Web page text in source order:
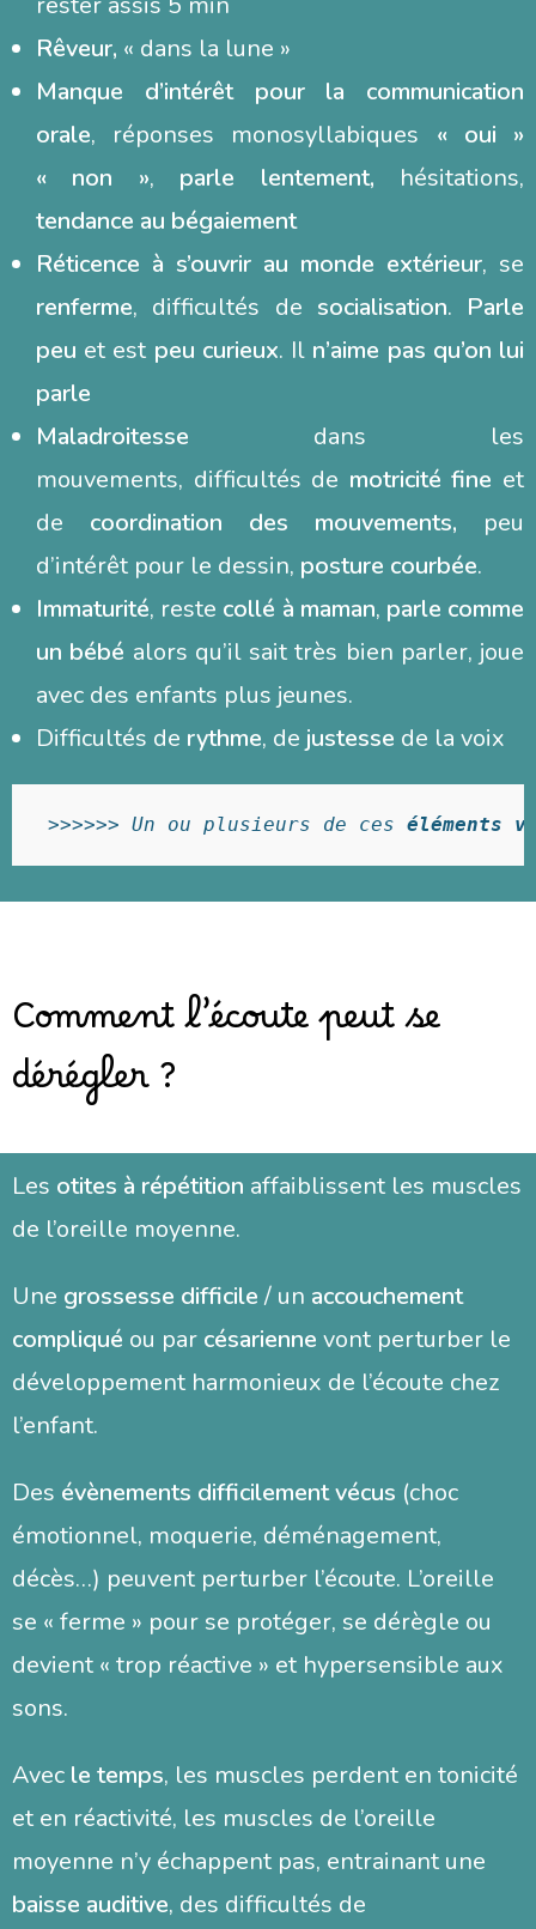
Rêveur, « dans la lune »
Manque d’intérêt pour la communication
orale, réponses monosyllabiques « oui »
« non », parle lentement, hésitations,
tendance au bégaiement
Réticence à s’ouvrir au monde extérieur, se
renferme, difficultés de socialisation. Parle
peu et est peu curieux. Il n’aime pas qu’on lui
parle
Maladroitesse dans les
mouvements, difficultés de motricité fine et
de coordination des mouvements, peu
d’intérêt pour le dessin, posture courbée.
Immaturité, reste collé à maman, parle comme
un bébé alors qu’il sait très bien parler, joue
avec des enfants plus jeunes.
Difficultés de rythme, de justesse de la voix
>>>>>> Un ou plusieurs de ces éléments
Comment l’écoute peut se
dérégler ?
Les otites à répétition affaiblissent les muscles
de l’oreille moyenne.
Une grossesse difficile/ un accouchement
compliqué ou par césarienne vont perturber le
développement harmonieux de l’écoute chez
l’enfant.
Des évènements difficilement vécus (choc
émotionnel, moquerie, déménagement,
décès…) peuvent perturber l’écoute. L’oreille
se « ferme » pour se protéger, se dérègle ou
devient « trop réactive » et hypersensible aux
sons.
Avec le temps, les muscles perdent en tonicité
et en réactivité, les muscles de l’oreille
moyenne n’y échappent pas, entrainant une
baisse auditive, des difficultés de